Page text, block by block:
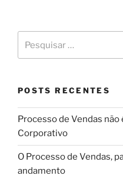
POSTS RECENTES
Processo de Vendas
Corporativo
O Processo de Vendas,
andamento